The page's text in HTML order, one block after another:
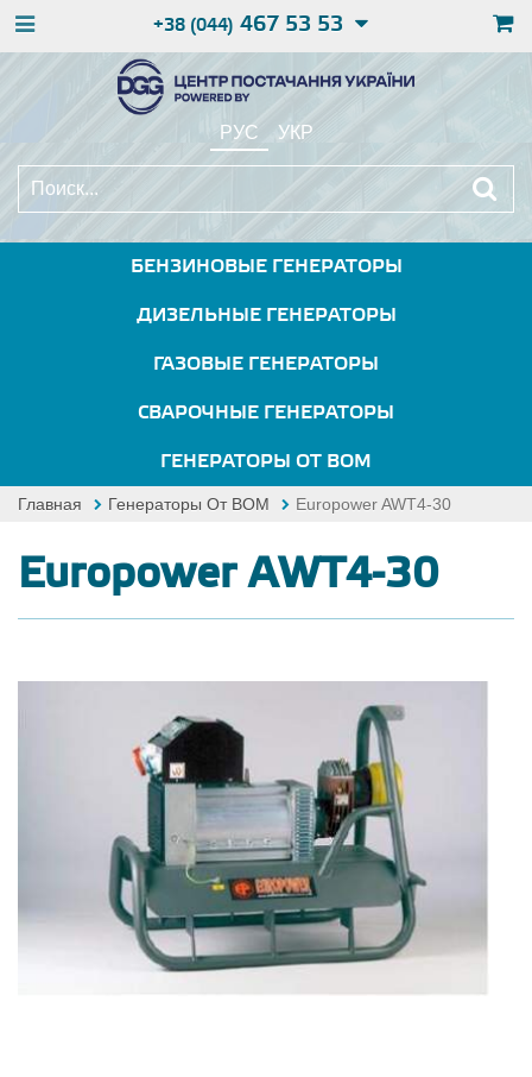
+38 (044) 467 53 53
РУС УКР
БЕНЗИНОВЫЕ ГЕНЕРАТОРЫ
ДИЗЕЛЬНЫЕ ГЕНЕРАТОРЫ
ГАЗОВЫЕ ГЕНЕРАТОРЫ
СВАРОЧНЫЕ ГЕНЕРАТОРЫ
ГЕНЕРАТОРЫ ОТ ВОМ
Главная Генераторы От ВОМ Europower AWT4-30
Europower AWT4-30